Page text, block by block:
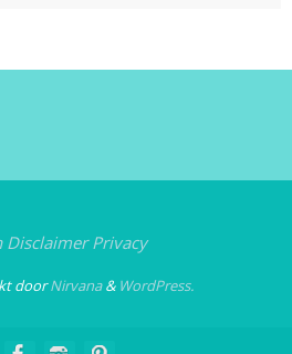
Disclaimer Privacy
doorNirvana& WordPress.